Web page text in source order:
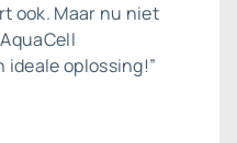
ook. Maar nu niet
oplossing!”